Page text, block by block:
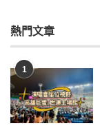
熱門文章
1